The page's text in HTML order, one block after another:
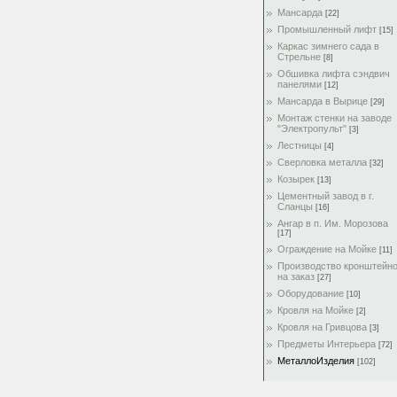
Мансарда [22]
Промышленный лифт [15]
Каркас зимнего сада в
Стрельне [8]
Обшивка лифта сэндвич
панелями [12]
Мансарда в Вырице [29]
Монтаж стенки на заводе
"Электропульт" [3]
Лестницы [4]
Сверловка металла [32]
Козырек [13]
Цементный завод в г.
Сланцы [16]
Ангар в п. Им. Морозова
[17]
Ограждение на Мойке [11]
Производство
на заказ [27]
Оборудование [10]
Кровля на Мойке [2]
Кровля на Гривцова [3]
Предметы Интерьера [72]
МеталлоИзделия [102]